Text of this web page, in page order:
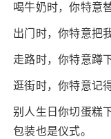
喝牛奶时，你特意
出门时，你特意把
走路时，你特意蹲
逛街时，你特意记
别人生日你切蛋糕
包装也是仪式。